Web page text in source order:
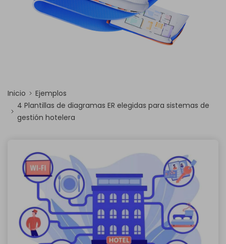
Inicio
Ejemplos
4 Plantillas de diagramas ER elegidas para sistemas de
gestión hotelera